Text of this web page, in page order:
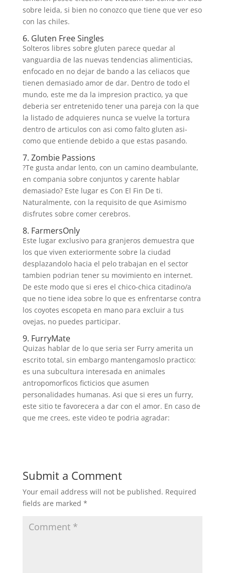
sobre leida, si bien no conozco que tiene que ver eso
con las chiles.
6. Gluten Free Singles
Solteros libres sobre gluten parece quedar al
vanguardia de las nuevas tendencias alimenticias,
enfocado en no dejar de bando a las celiacos que
tienen demasiado amor de dar. Dentro de todo el
mundo, este me da la impresion practico, ya que
deberia ser entretenido tener una pareja con la que
la listado de adquieres nunca se vuelve la tortura
dentro de articulos con asi­ como falto gluten asi­
como que entiende debido a que estas pasando.
7. Zombie Passions
?Te gusta andar lento, con un camino deambulante,
en compania sobre conjuntos y carente hablar
demasiado? Este lugar es Con El Fin De ti.
Naturalmente, con la requisito de que Asimismo
disfrutes sobre comer cerebros.
8. FarmersOnly
Este lugar exclusivo para granjeros demuestra que
los que viven exteriormente sobre la ciudad
desplazandolo hacia el pelo trabajan en el sector
tambien podri­an tener su movimiento en internet.
De este modo que si eres el chico-chica citadino/a
que no tiene idea sobre lo que es enfrentarse contra
los coyotes escopeta en mano para excluir a tus
ovejas, no puedes participar.
9. FurryMate
Quizas hablar de lo que seri­a ser Furry amerita un
escrito total, sin embargo mantengamoslo practico:
es una subcultura interesada en animales
antropomorficos ficticios que asumen
personalidades humanas. Asi que si eres un furry,
este sitio te favorecera a dar con el amor. En caso de
que me crees, este video te podria agradar:
Submit a Comment
Your email address will not be published. Required
fields are marked *